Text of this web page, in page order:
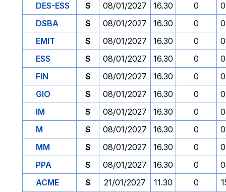
DES-ESS
S 08/01/2027 16.30 0
DSBA
S 08/01/2027 16.30 0
EMIT
S 08/01/2027 16.30 0
ESS
S 08/01/2027 16.30 0
FIN
S 08/01/2027 16.30 0
GIO
S 08/01/2027 16.30 0
IM
S 08/01/2027 16.30 0
M
S 08/01/2027 16.30 0
MM
S 08/01/2027 16.30 0
PPA
S 08/01/2027 16.30 0
ACME
S 21/01/2027 11.30 0